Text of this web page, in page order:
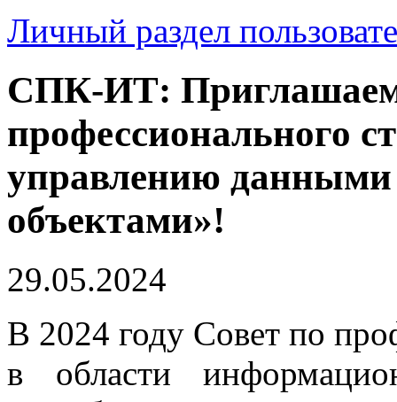
Личный раздел
СПК-ИТ: Приглашаем
профессионального
управлению
объектами»!
29.05.2024
В 2024 году Совет по
в области